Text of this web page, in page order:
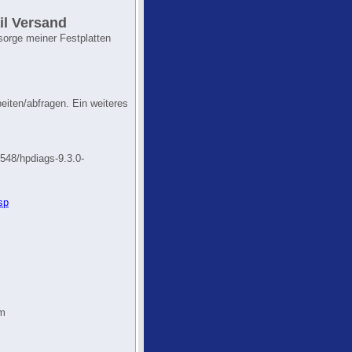
Versand
meiner Festplatten
abfragen. Ein weiteres
hpdiags-9.3.0-